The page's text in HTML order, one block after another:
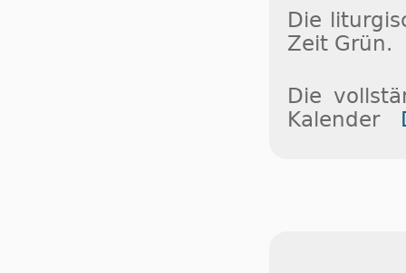
Die
Zeit Grün.
Die
Kalender